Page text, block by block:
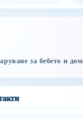
за бебето и